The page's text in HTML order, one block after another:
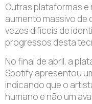
Outras plataformas
aumento massivo de
vezes difíceis de
progressos desta
No final de abril, a
Spotify apresentou
indicando que o
humano e não um